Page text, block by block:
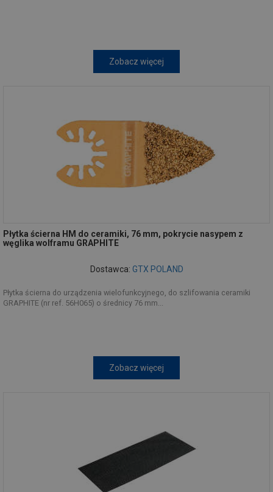
Zobacz więcej
Płytka ścierna HM do ceramiki, 76 mm, pokrycie nasypem z
węglika wolframu GRAPHITE
Dostawca: GTX POLAND
Płytka ścierna do urządzenia wielofunkcyjnego, do szlifowania ceramiki
GRAPHITE (nr ref. 56H065) o średnicy 76 mm...
Zobacz więcej